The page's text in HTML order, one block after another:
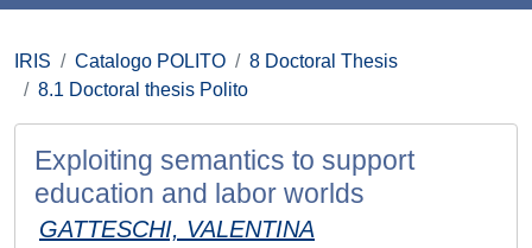
IRIS Catalogo POLITO
8 Doctoral Thesis
8.1 Doctoral thesis Polito
Exploiting semantics to support
education and labor worlds
GATTESCHI, VALENTINA